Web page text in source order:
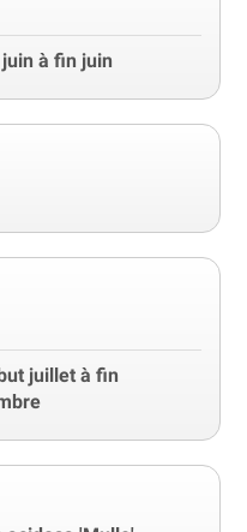
juin à fin juin
juillet à fin